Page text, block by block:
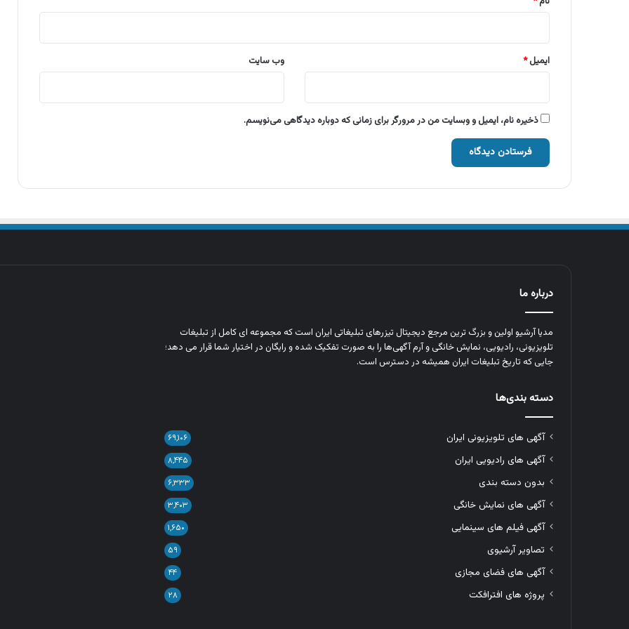
ایمیل* وب‌ سایت
ذخیره نام، ایمیل و وبسایت من در مرورگر برای زمانی که دوباره دیدگاهی می‌نویسم.
درباره ما
مدیا آرشیو اولین و بزرگ‌ ترین مرجع دیجیتال تیزرهای تبلیغاتی ایران است که مجموعه‌ ای کامل از تبلیغات
تلویزیونی، رادیویی، نمایش خانگی و آرم‌ آگهی‌ها را به‌ صورت تفکیک‌ شده و رایگان در اختیار شما قرار می‌ دهد؛
جایی که تاریخ تبلیغات ایران همیشه در دسترس است.
دسته بندی‌ها
آگهی های تلویزیونی ایران ۶۹,۱۰۶
آگهی های رادیویی ایران ۸,۴۴۵
بدون دسته بندی ۶,۳۳۳
آگهی های نمایش خانگی ۳,۴۰۳
آگهی فیلم های سینمایی ۱,۶۵۰
تصاویر آرشیوی ۵۹
آگهی های فضای مجازی ۴۴
پروژه های افترافکت ۲۸